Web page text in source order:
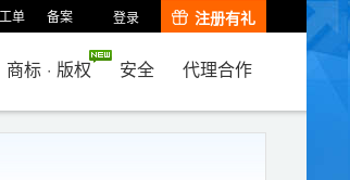
单 备案 登录 注册有礼
商标 · 版权 安全 代理合作